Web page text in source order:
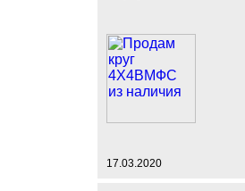
17.03.2020